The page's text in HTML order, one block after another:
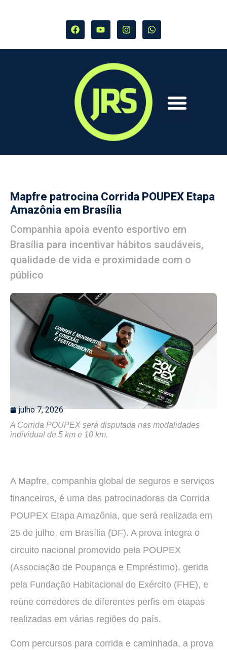
Mapfre patrocina Corrida POUPEX Etapa
Amazônia em Brasília
Companhia apoia evento esportivo em
Brasília para incentivar hábitos saudáveis,
qualidade de vida e proximidade com o
público
julho 7, 2026
A Corrida POUPEX será disputada nas modalidades
individual de 5 km e 10 km.
A Mapfre, companhia global de seguros e serviços
financeiros, é uma das patrocinadoras da Corrida
POUPEX Etapa Amazônia, que será realizada em
25 de julho, em Brasília (DF). A prova integra o
circuito nacional promovido pela POUPEX
(Associação de Poupança e Empréstimo), gerida
pela Fundação Habitacional do Exército (FHE), e
reúne corredores de diferentes perfis em etapas
realizadas em várias regiões do país.
Com percursos para corrida e caminhada, a prova